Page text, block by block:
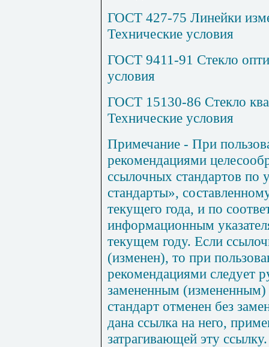
ГОСТ 427-75 Линейки
Технические условия
ГОСТ 9411-91 Стекло
условия
ГОСТ 15130-86 Стекло
Технические условия
Примечание - При
рекомендациями
ссылочных стандартов по
стандарты»,
текущего года, и по
информационным
текущем году. Если
(изменен), то при
рекомендациями следует
замененным
стандарт отменен без
дана ссылка на него,
затрагивающей эту ссылку.